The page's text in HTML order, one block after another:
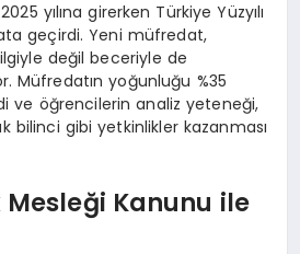
yılına girerken Türkiye Yüzyılı
geçirdi. Yeni müfredat,
değil beceriyle de
Müfredatın yoğunluğu %35
ve öğrencilerin analiz yeteneği,
bilinci gibi yetkinlikler kazanması
Kanunu ile